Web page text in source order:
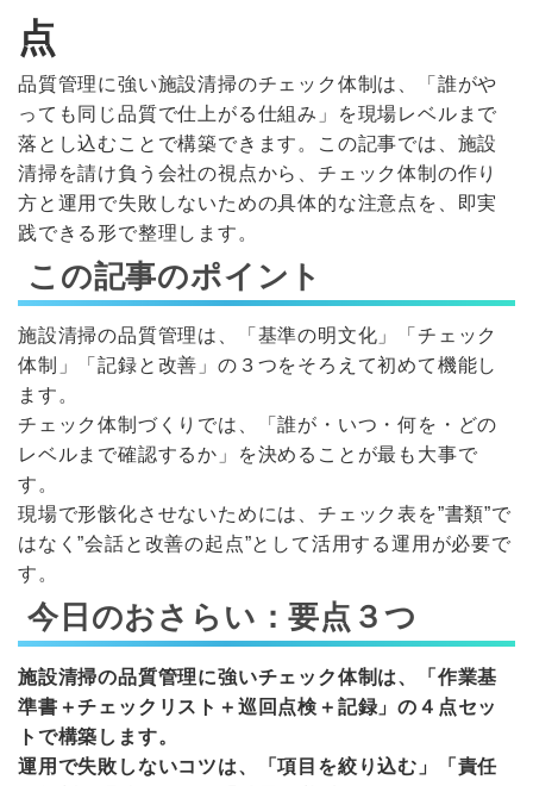
点
品質管理に強い施設清掃のチェック体制は、「誰がや
っても同じ品質で仕上がる仕組み」を現場レベルまで
落とし込むことで構築できます。この記事では、施設
清掃を請け負う会社の視点から、チェック体制の作り
方と運用で失敗しないための具体的な注意点を、即実
践できる形で整理します。
この記事のポイント
施設清掃の品質管理は、「基準の明文化」「チェック
体制」「記録と改善」の３つをそろえて初めて機能し
ます。
チェック体制づくりでは、「誰が・いつ・何を・どの
レベルまで確認するか」を決めることが最も大事で
す。
現場で形骸化させないためには、チェック表を”書類”で
はなく”会話と改善の起点”として活用する運用が必要で
す。
今日のおさらい：要点３つ
施設清掃の品質管理に強いチェック体制は、「作業基
準書＋チェックリスト＋巡回点検＋記録」の４点セッ
トで構築します。
運用で失敗しないコツは、「項目を絞り込む」「責任